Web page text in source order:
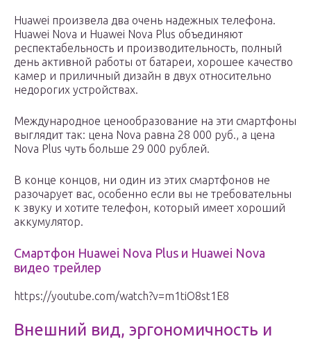
Huawei произвела два очень надежных телефона.
Huawei Nova и Huawei Nova Plus объединяют
респектабельность и производительность, полный
день активной работы от батареи, хорошее качество
камер и приличный дизайн в двух относительно
недорогих устройствах.
Международное ценообразование на эти смартфоны
выглядит так: цена Nova равна 28 000 руб., а цена
Nova Plus чуть больше 29 000 рублей.
В конце концов, ни один из этих смартфонов не
разочарует вас, особенно если вы не требовательны
к звуку и хотите телефон, который имеет хороший
аккумулятор.
Смартфон Huawei Nova Plus и Huawei Nova
видео трейлер
https://youtube.com/watch?v=m1tiO8st1E8
Внешний вид, эргономичность и